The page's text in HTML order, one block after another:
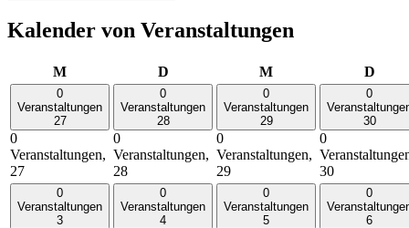
Kalender von Veranstaltungen
MMontag DDienstag MMittwoch D
0
Veranstaltungen
27
0
Veranstaltungen,
27
0
Veranstaltungen
28
0
Veranstaltungen,
28
0
Veranstaltungen
29
0
Veranstaltungen,
29
0
30
0
30
0
Veranstaltungen
3
0
Veranstaltungen
4
0
Veranstaltungen
5
0
6